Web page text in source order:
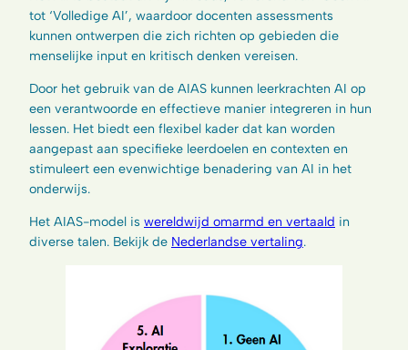
tot ‘Volledige AI’, waardoor docenten assessments
kunnen ontwerpen die zich richten op gebieden die
menselijke input en kritisch denken vereisen.
Door het gebruik van de AIAS kunnen leerkrachten AI op
een verantwoorde en effectieve manier integreren in hun
lessen. Het biedt een flexibel kader dat kan worden
aangepast aan specifieke leerdoelen en contexten en
stimuleert een evenwichtige benadering van AI in het
onderwijs.
Het AIAS-model is wereldwijd omarmd en vertaald in
diverse talen. Bekijk de Nederlandse vertaling.